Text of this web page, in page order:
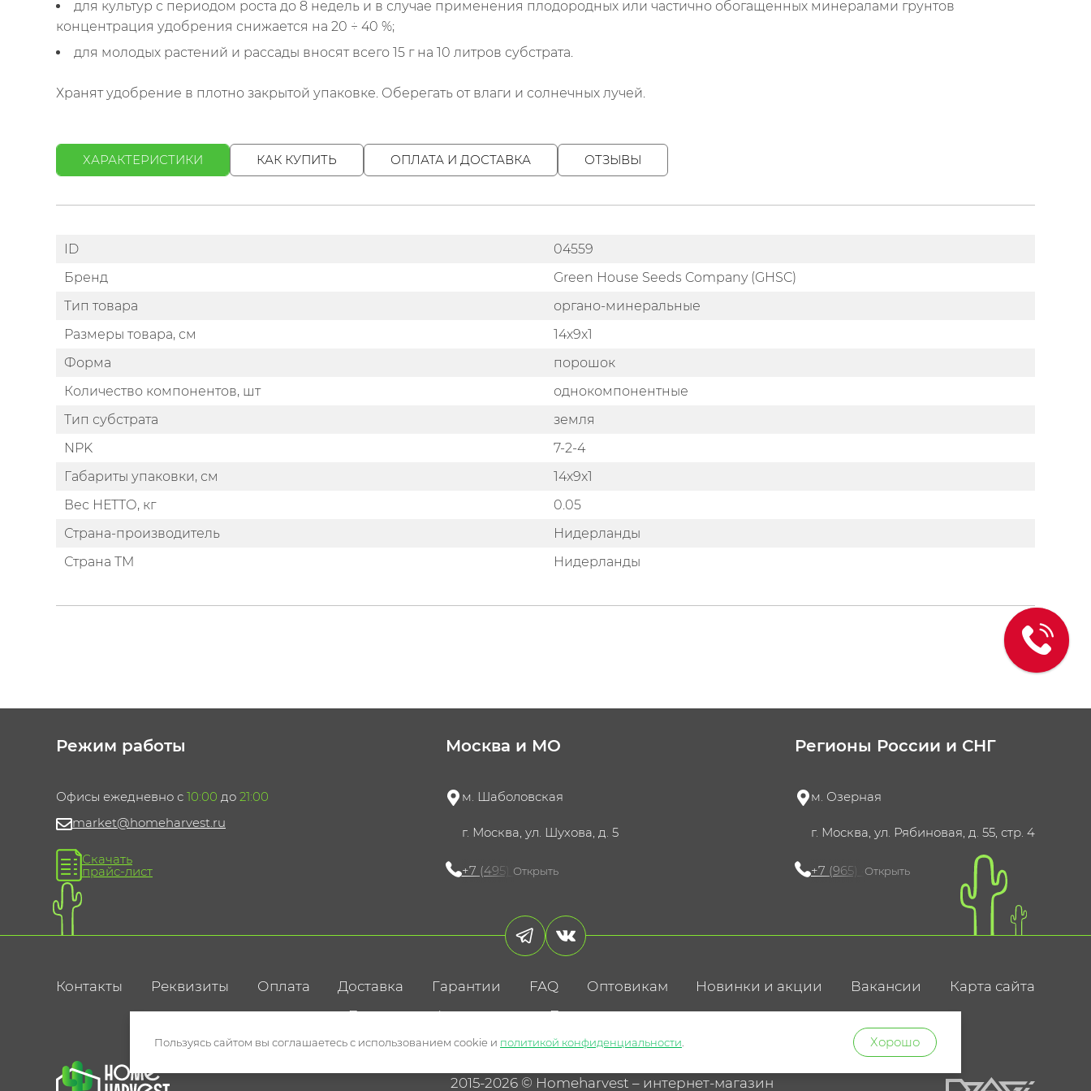
для культур с периодом роста до 8 недель и в случае применения плодородных или частично обогащенных минералами грунтов
концентрация удобрения снижается на 20 ÷ 40 %;
для молодых растений и рассады вносят всего 15 г на 10 литров субстрата.
Хранят удобрение в плотно закрытой упаковке. Оберегать от влаги и солнечных лучей.
ХАРАКТЕРИСТИКИ КАК КУПИТЬ ОПЛАТА И ДОСТАВКА ОТЗЫВЫ
ID
04559
Бренд
Green House Seeds Company (GHSC)
Тип товара
органо-минеральные
Размеры товара, см
14x9x1
Форма
порошок
Количество компонентов, шт
однокомпонентные
Тип субстрата
земля
NPK
7-2-4
Габариты упаковки, см
14x9x1
Вес НЕТТО, кг
0.05
Страна-производитель
Нидерланды
Страна ТМ
Нидерланды
Режим работы
Офисы ежедневно с 10:00 до 21:00
market@homeharvest.ru
Скачать
прайс-лист
Москва и МО
м. Шаболовская
г. Москва, ул. Шухова, д. 5
+7 (495) 721-60-15
Открыть
Регионы России и СНГ
м. Озерная
г. Москва, ул. Рябиновая, д. 55, стр. 4
+7 (965) 420-10-10
Открыть
Контакты Реквизиты Оплата Доставка Гарантии FAQ Оптовикам Новинки и акции Вакансии Карта сайта
Политика конфиденциальностиПользовательское соглашение
2015-2026 © Homeharvest – интернет-магазин
Пользуясь сайтом вы соглашаетесь с использованием cookie и политикой конфиденциальности Хорошо